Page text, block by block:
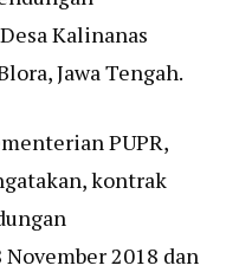
Kalinanas
Jawa Tengah.
PUPR,
kontrak
2018 dan